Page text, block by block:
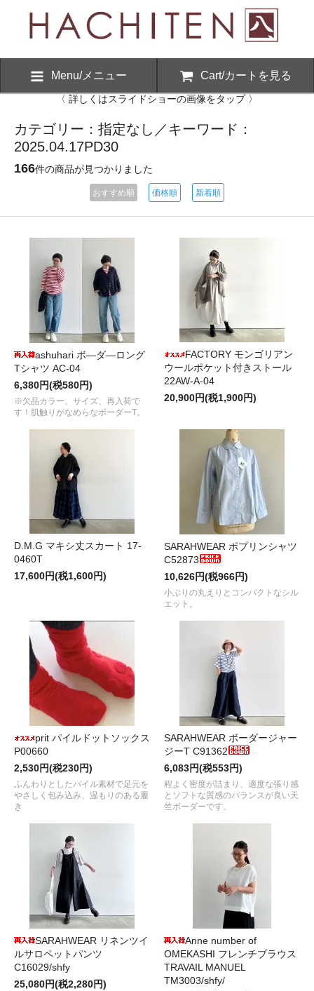
Menu/メニュー Cart/カートを見る
〈 詳しくはスライドショーの画像をタップ 〉
カテゴリー：指定なし／キーワード：
2025.04.17PD30
166件の商品が見つかりました
おすすめ順 価格順 新着順
ashuhari ボ―ダ―ロング
Tシャツ AC-04
6,380円(税580円)
※欠品カラー、サイズ、再入荷で
す！肌触りがなめらなボーダーT。
FACTORY モンゴリアン
ウールポケット付きストール
22AW-A-04
20,900円(税1,900円)
D.M.G マキシ丈スカート 17-
0460T
17,600円(税1,600円)
SARAHWEAR ポプリンシャツ
C52873
10,626円(税966円)
小ぶりの丸えりとコンパクトなシル
エット。
prit パイルドットソックス
P00660
2,530円(税230円)
ふんわりとしたパイル素材で足元を
やさしく包み込み、温もりのある履
き
SARAHWEAR ボーダージャー
ジーT C91362
6,083円(税553円)
程よく密度が詰まり、適度な張り感
とソフトな質感のバランスが良い天
竺ボーダーです。
SARAHWEAR リネンツイ
ルサロペットパンツ
C16029/shfy
25,080円(税2,280円)
Anne number of
OMEKASHI フレンチブラウス
TRAVAIL MANUEL
TM3003/shfy/